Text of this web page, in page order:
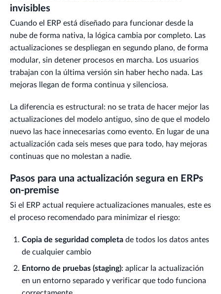
invisibles
Cuando el ERP está diseñado para funcionar desde la
nube de forma nativa, la lógica cambia por completo. Las
actualizaciones se despliegan en segundo plano, de forma
modular, sin detener procesos en marcha. Los usuarios
trabajan con la última versión sin haber hecho nada. Las
mejoras llegan de forma continua y silenciosa.
La diferencia es estructural: no se trata de hacer mejor las
actualizaciones del modelo antiguo, sino de que el modelo
nuevo las hace innecesarias como evento. En lugar de una
actualización cada seis meses que para todo, hay mejoras
continuas que no molestan a nadie.
Pasos para una actualización segura en ERPs
on-premise
Si el ERP actual requiere actualizaciones manuales, este es
el proceso recomendado para minimizar el riesgo:
Copia de seguridad completa de todos los datos antes
de cualquier cambio
Entorno de pruebas (staging): aplicar la actualización
en un entorno separado y verificar que todo funciona